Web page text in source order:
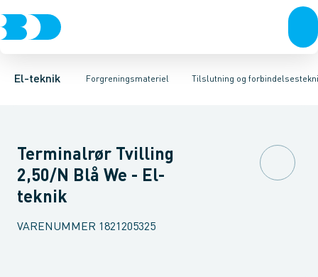
El-teknik Forgreningsmateriel
Afbrydere, stikkontakter & lampeudtagForgreningsmateriel
Tilslutning og
KabelgennemføringsmaterielRækkeklemmerTilslutning og
Krone- og samlemuffeTapePreskabelsko AL Isoleret
Terminalrør Tvilling
2,50/N Blå We - El-
teknik
VARENUMMER 1821205325